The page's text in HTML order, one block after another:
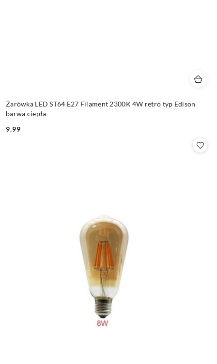
Żarówka LED ST64 E27 Filament 2300K 4W retro typ Edison
barwa ciepła
Cena:
9.99